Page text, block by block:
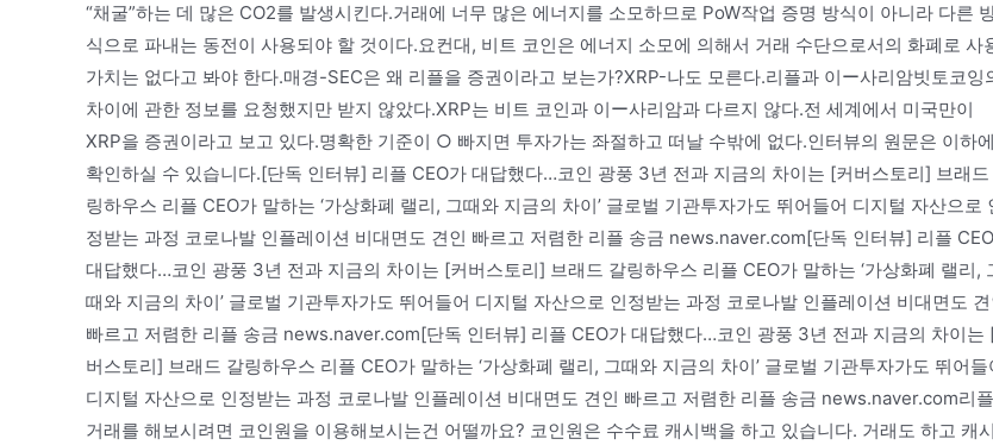
“채굴”하는 데 많은 CO2를 발생시킨다.거래에 너무 많은 에너지를 소모하므로 PoW작업 증명 방식이 아니라 다른
식으로 파내는 동전이 사용되야 할 것이다.요컨대, 비트 코인은 에너지 소모에 의해서 거래 수단으로서의 화폐로 사
가치는 없다고 봐야 한다.매경-SEC은 왜 리플을 증권이라고 보는가?XRP-나도 모른다.리플과 이ー사리암빗토코잉
차이에 관한 정보를 요청했지만 받지 않았다.XRP는 비트 코인과 이ー사리암과 다르지 않다.전 세계에서 미국만이
XRP을 증권이라고 보고 있다.명확한 기준이 ○ 빠지면 투자가는 좌절하고 떠날 수밖에 없다.인터뷰의 원문은 이하
확인하실 수 있습니다.[단독 인터뷰] 리플 CEO가 대답했다…코인 광풍 3년 전과 지금의 차이는 [커버스토리] 브래
링하우스 리플 CEO가 말하는 ‘가상화폐 랠리, 그때와 지금의 차이’ 글로벌 기관투자가도 뛰어들어 디지털 자산으로
정받는 과정 코로나발 인플레이션 비대면도 견인 빠르고 저렴한 리플 송금 news.naver.com[단독 인터뷰] 리플
대답했다…코인 광풍 3년 전과 지금의 차이는 [커버스토리] 브래드 갈링하우스 리플 CEO가 말하는 ‘가상화폐 랠리,
때와 지금의 차이’ 글로벌 기관투자가도 뛰어들어 디지털 자산으로 인정받는 과정 코로나발 인플레이션 비대면도 견
빠르고 저렴한 리플 송금 news.naver.com[단독 인터뷰] 리플 CEO가 대답했다…코인 광풍 3년 전과 지금의 차이는
버스토리] 브래드 갈링하우스 리플 CEO가 말하는 ‘가상화폐 랠리, 그때와 지금의 차이’ 글로벌 기관투자가도 뛰어들
디지털 자산으로 인정받는 과정 코로나발 인플레이션 비대면도 견인 빠르고 저렴한 리플 송금 news.naver.com리플
거래를 해보시려면 코인원을 이용해보시는건 어떨까요? 코인원은 수수료 캐시백을 하고 있습니다. 거래도 하고 캐시